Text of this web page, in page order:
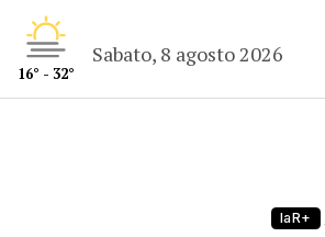
16° - 32°
Sabato, 8 agosto 2026
laR+